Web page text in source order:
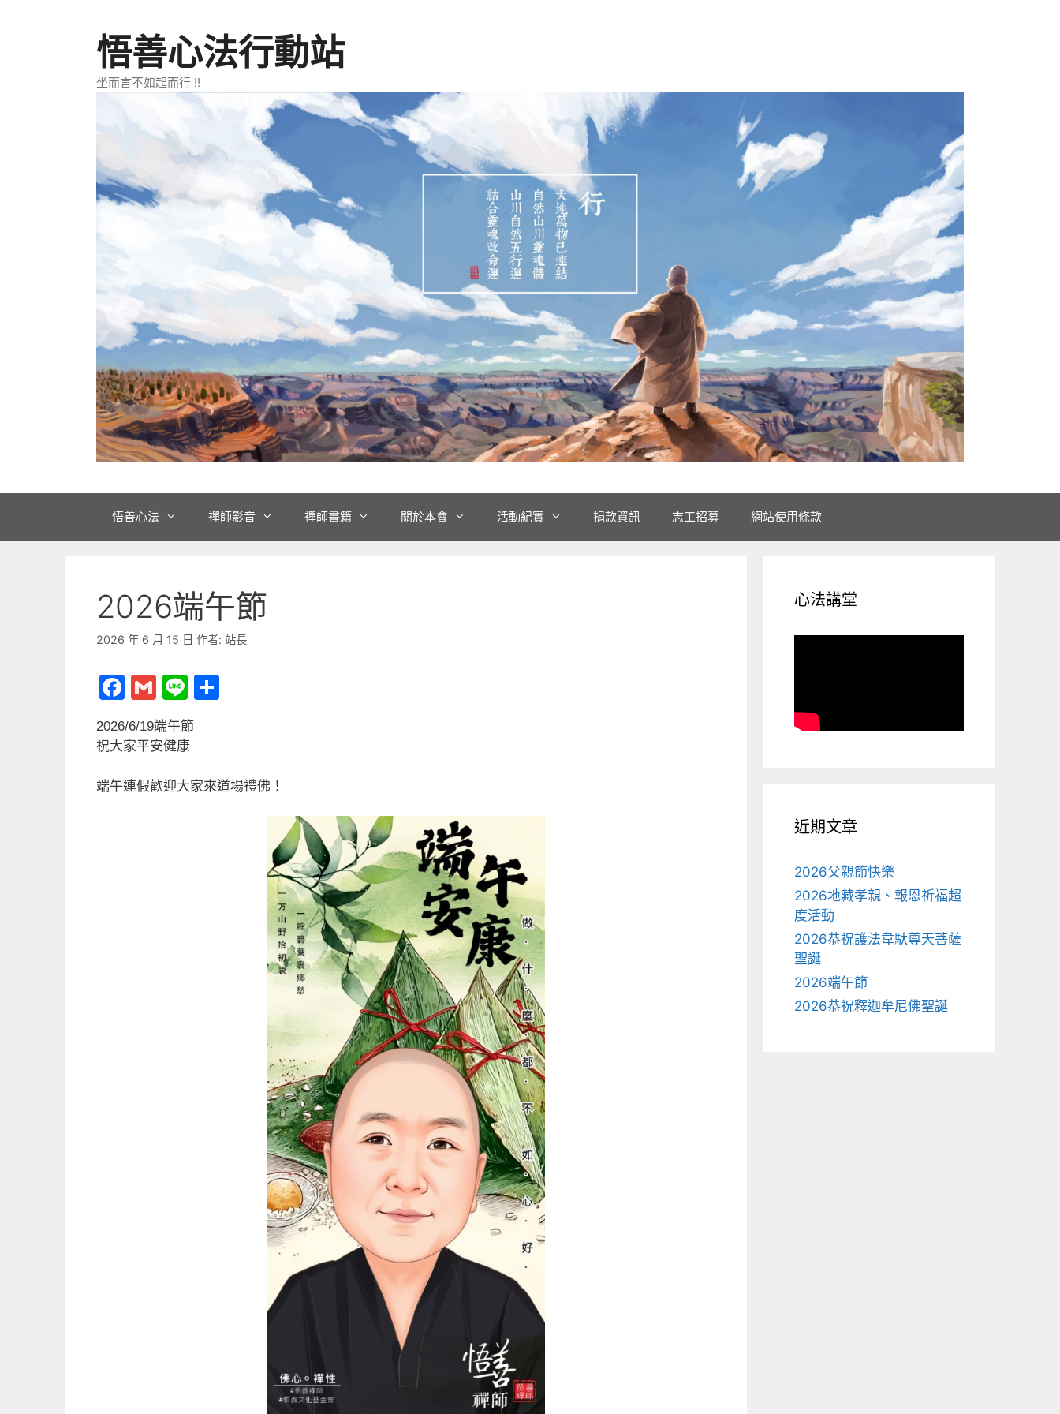
悟善心法行動站
坐而言不如起而行 !!
悟善心法 禪師影音 禪師書籍 關於本會 活動紀實 捐款資訊 志工招募 網站使用條款
2026端午節
2026 年 6 月 15 日 作者: 站長
F
c
e
b
G
m
ai
l
Li
n
e
2026/6/19端午節
祝大家平安健康
端午連假歡迎大家來道場禮佛！
心法講堂
近期文章
2026父親節快樂
2026地藏孝親、報恩祈福超
度活動
2026恭祝護法韋馱尊天菩薩
聖誕
2026端午節
2026恭祝釋迦牟尼佛聖誕